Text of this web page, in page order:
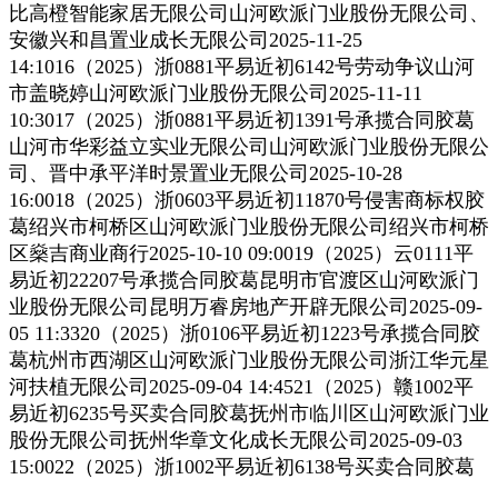
比高橙智能家居无限公司山河欧派门业股份无限公司、
安徽兴和昌置业成长无限公司2025-11-25
14:1016（2025）浙0881平易近初6142号劳动争议山河
市盖晓婷山河欧派门业股份无限公司2025-11-11
10:3017（2025）浙0881平易近初1391号承揽合同胶葛
山河市华彩益立实业无限公司山河欧派门业股份无限公
司、晋中承平洋时景置业无限公司2025-10-28
16:0018（2025）浙0603平易近初11870号侵害商标权胶
葛绍兴市柯桥区山河欧派门业股份无限公司绍兴市柯桥
区燊吉商业商行2025-10-10 09:0019（2025）云0111平
易近初22207号承揽合同胶葛昆明市官渡区山河欧派门
业股份无限公司昆明万睿房地产开辟无限公司2025-09-
05 11:3320（2025）浙0106平易近初1223号承揽合同胶
葛杭州市西湖区山河欧派门业股份无限公司浙江华元星
河扶植无限公司2025-09-04 14:4521（2025）赣1002平
易近初6235号买卖合同胶葛抚州市临川区山河欧派门业
股份无限公司抚州华章文化成长无限公司2025-09-03
15:0022（2025）浙1002平易近初6138号买卖合同胶葛